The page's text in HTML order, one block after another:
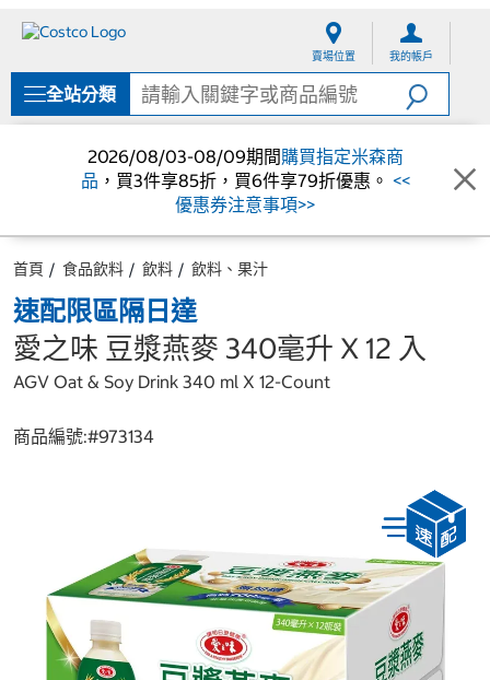
單
賣場位置 我的帳戶
全站分類
2026/08/03-08/09期間購買指定米森商
品 ，買3件享85折，買6件享79折優惠。 <<
優惠券注意事項>>
首頁 食品飲料 飲料 飲料、果汁
速配限區隔日達
愛之味 豆漿燕麥 340毫升 X 12 入
AGV Oat & Soy Drink 340 ml X 12-Count
商品編號:#973134